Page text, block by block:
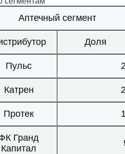
Аптечный сегмент
Доля
Пульс
Катрен
Протек
Гранд
Капитал